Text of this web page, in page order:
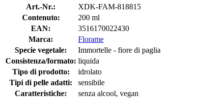
Art.-Nr.:
XDK-FAM-818815
Contenuto:
200 ml
EAN:
3516170022430
Marca:
Florame
Specie vegetale:
Immortelle - fiore di paglia
Consistenza/formato: liquida
Tipo di prodotto:
idrolato
Tipi di pelle adatti:
sensibile
Caratteristiche:
senza alcool, vegan